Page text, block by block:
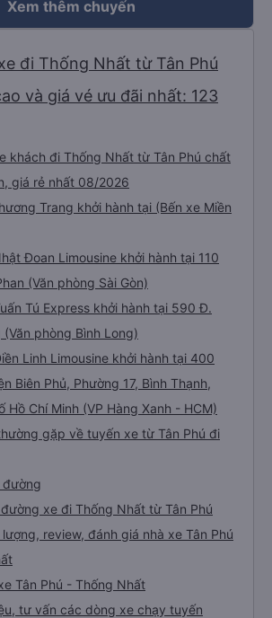
Xem thêm chuyến
đi Thống Nhất từ Tân Phú
và giá vé ưu đãi nhất: 123
khách đi Thống Nhất từ Tân Phú chất
giá rẻ nhất 08/2026
Trang khởi hành tại (Bến xe Miền
Đoan Limousine khởi hành tại 110
(Văn phòng Sài Gòn)
Tú Express khởi hành tại 590 Đ.
(Văn phòng Bình Long)
Linh Limousine khởi hành tại 400
Biên Phủ, Phường 17, Bình Thạnh,
Hồ Chí Minh (VP Hàng Xanh - HCM)
gặp về tuyến xe từ Tân Phú đi
xe đi Thống Nhất từ Tân Phú
lượng, review, đánh giá nhà xe Tân Phú
Tân Phú - Thống Nhất
tư vấn các dòng xe chạy tuyến